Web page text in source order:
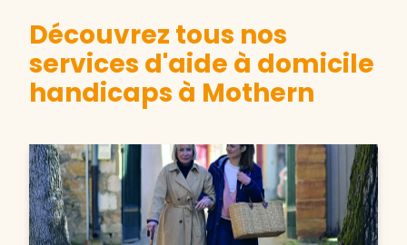
Découvrez tous nos
services d'aide à domicile
handicaps à Mothern